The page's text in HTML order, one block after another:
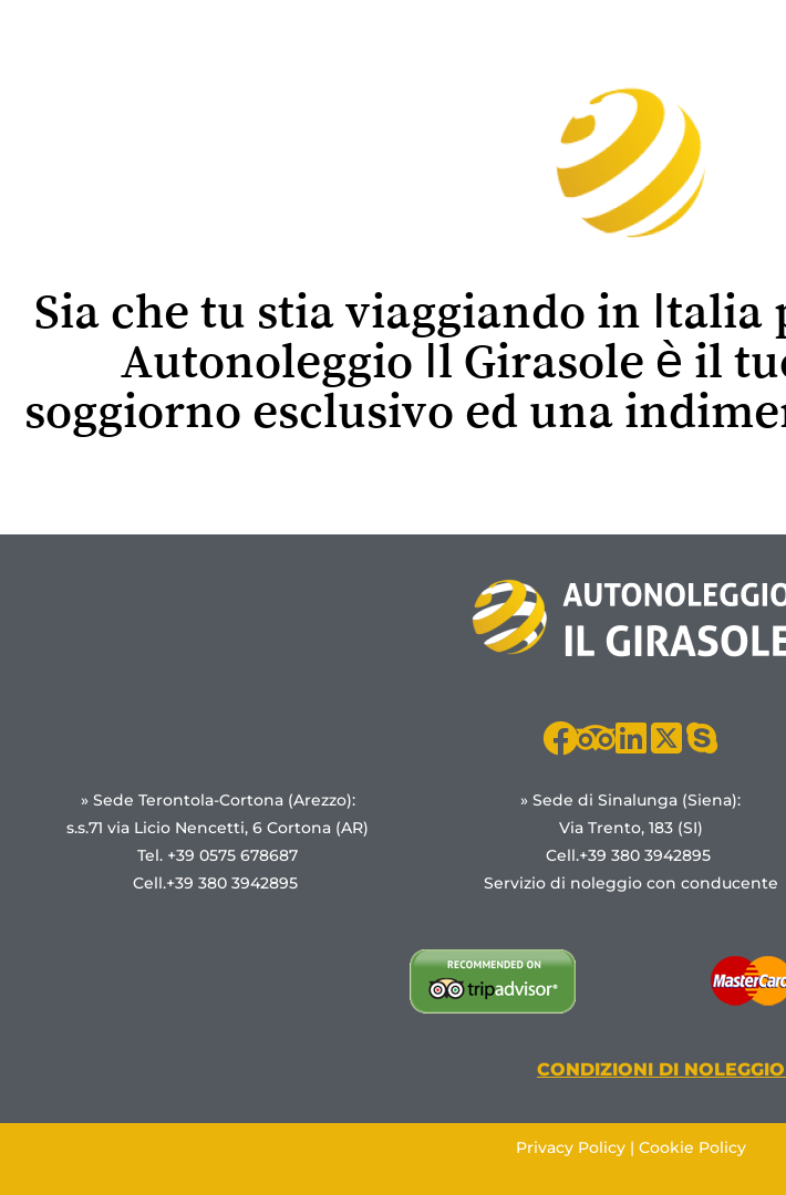
Sia che tu stia viaggiando in Italia
Autonoleggio Il Girasole è il
soggiorno esclusivo ed una
» Sede Terontola-Cortona (Arezzo):
s.s.71 via Licio Nencetti, 6 Cortona (AR)
Tel. +39 0575 678687
Cell.+39 380 3942895
» Sede di Sinalunga (Siena):
Via Trento, 183 (SI)
Cell.+39 380 3942895
Servizio di noleggio con conducente
CONDIZIONI DI
Privacy Policy | Cookie Policy